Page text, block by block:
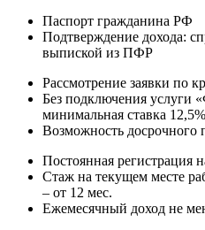
Паспорт гражданина РФ
Подтверждение дохода:
выпиской из ПФР
Рассмотрение заявки по
Без подключения услуги
минимальная ставка 12,5%
Возможность досрочного
Постоянная регистрация
Стаж на текущем месте
– от 12 мес.
Ежемесячный доход не